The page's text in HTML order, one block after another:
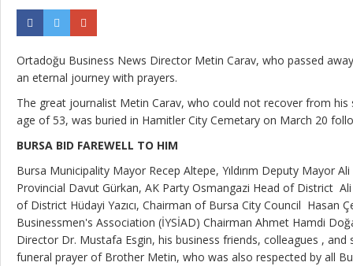
Ortadoğu Business News Director Metin Carav, who passed
an eternal journey with prayers.
The great journalist Metin Carav, who could not recover from his
age of 53, was buried in Hamitler City Cemetary on March 20
BURSA BID FAREWELL TO HIM
Bursa Municipality Mayor Recep Altepe, Yıldırım Deputy Mayor
Provincial Davut Gürkan, AK Party Osmangazi Head of District Ali
of District Hüdayi Yazıcı, Chairman of Bursa City Council Hasan
Businessmen's Association (İYSİAD) Chairman Ahmet Hamdi
Director Dr. Mustafa Esgin, his business friends, colleagues ,
funeral prayer of Brother Metin, who was also respected by all